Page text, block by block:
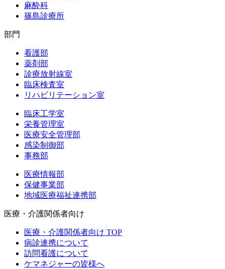
麻酔科
篠島診療所
部門
看護部
薬剤部
診療放射線室
臨床検査室
リハビリテーション室
臨床工学室
栄養管理室
医療安全管理部
感染制御部
事務部
医療情報部
保健事業部
地域医療福祉連携部
医療・介護関係者向け
医療・介護関係者向け TOP
病診連携について
訪問看護について
ケマネジャーの皆様へ